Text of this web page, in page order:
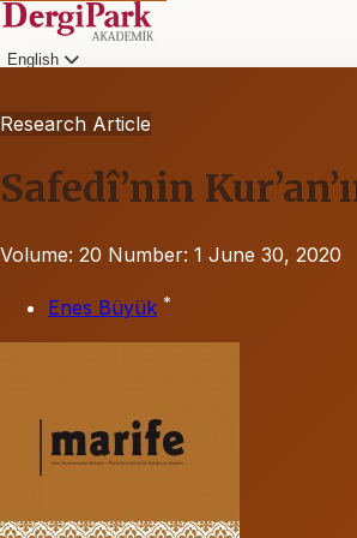
English
Research Article
Safedî’nin
Volume: 20 Number: 1 June 30, 2020
Enes Büyük *